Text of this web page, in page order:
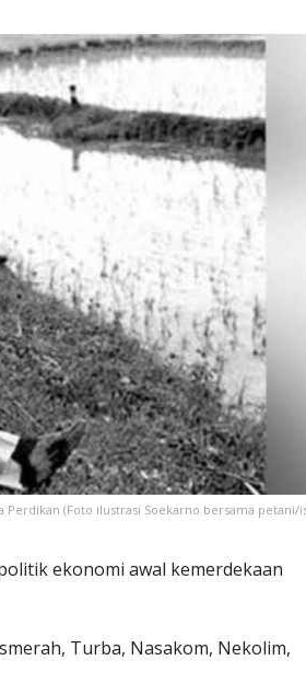
Perdikan (Foto ilustrasi Soekarno bersama petani/
ekonomi awal kemerdekaan
Turba, Nasakom, Nekolim,